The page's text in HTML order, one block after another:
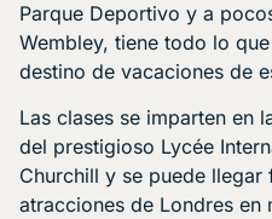
Parque Deportivo y a
Wembley, tiene todo lo
destino de vacaciones de
Las clases se imparten en
del prestigioso Lycée
Churchill y se puede
atracciones de Londres en